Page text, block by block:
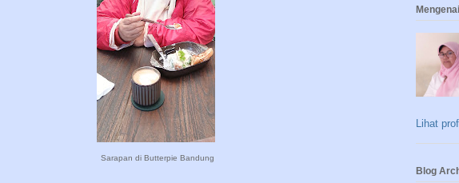
Sarapan di Butterpie Bandung
Lihat
Blog